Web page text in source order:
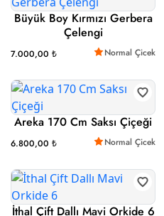
Büyük Boy Kırmızı Gerbera
Çelengi
7.000,00 ₺ Normal Çicek
Areka 170 Cm Saksı Çiçeği
6.800,00 ₺ Normal Çicek
İthal Çift Dallı Mavi Orkide 6